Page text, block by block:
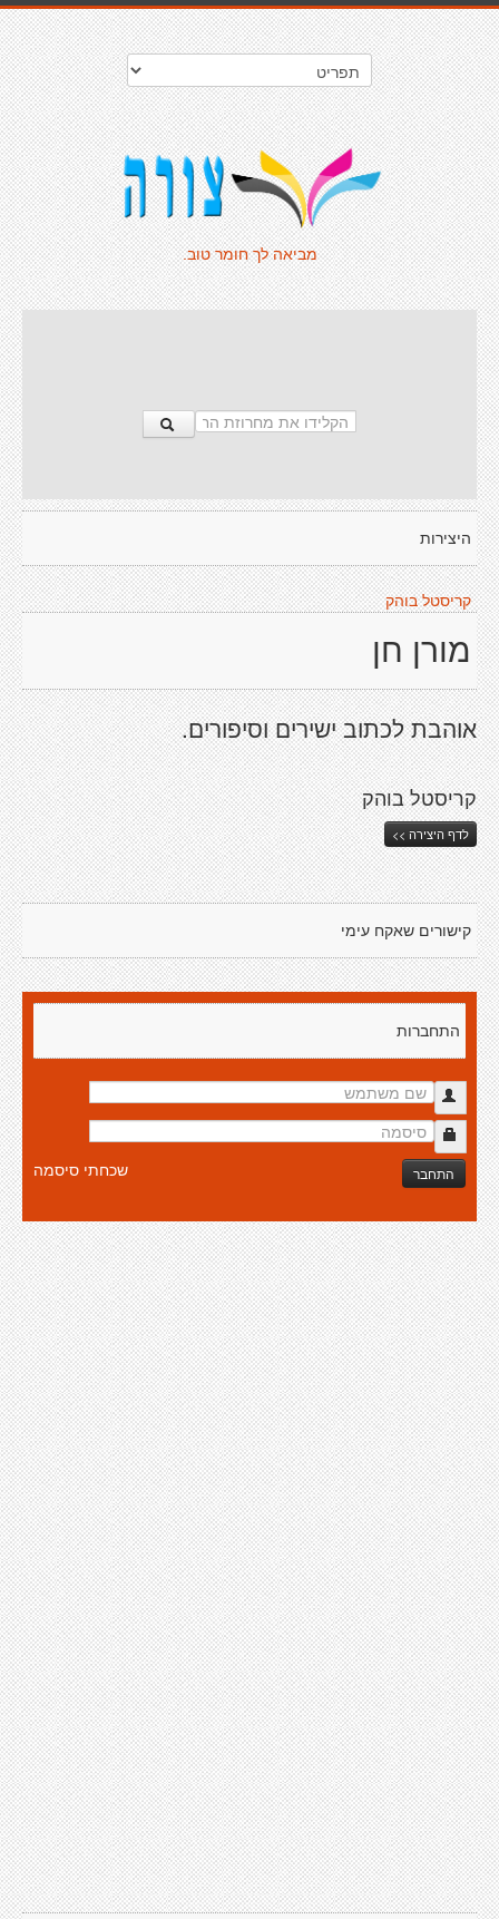
מביאה לך חומר טוב.
היצירות
קריסטל בוהק
מורן חן
אוהבת לכתוב ישירים וסיפורים.
קריסטל בוהק
לדף היצירה >>
קישורים שאקח עימי
התחברות
התחבר שכחתי סיסמה